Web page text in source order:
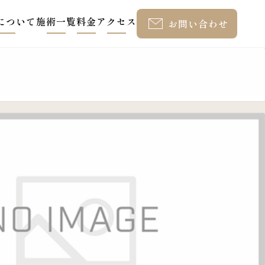
ついて施術一覧料金アクセス お問い合わせ